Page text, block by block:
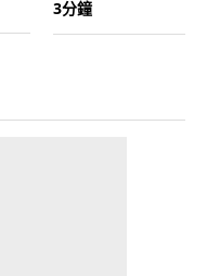
3分鐘